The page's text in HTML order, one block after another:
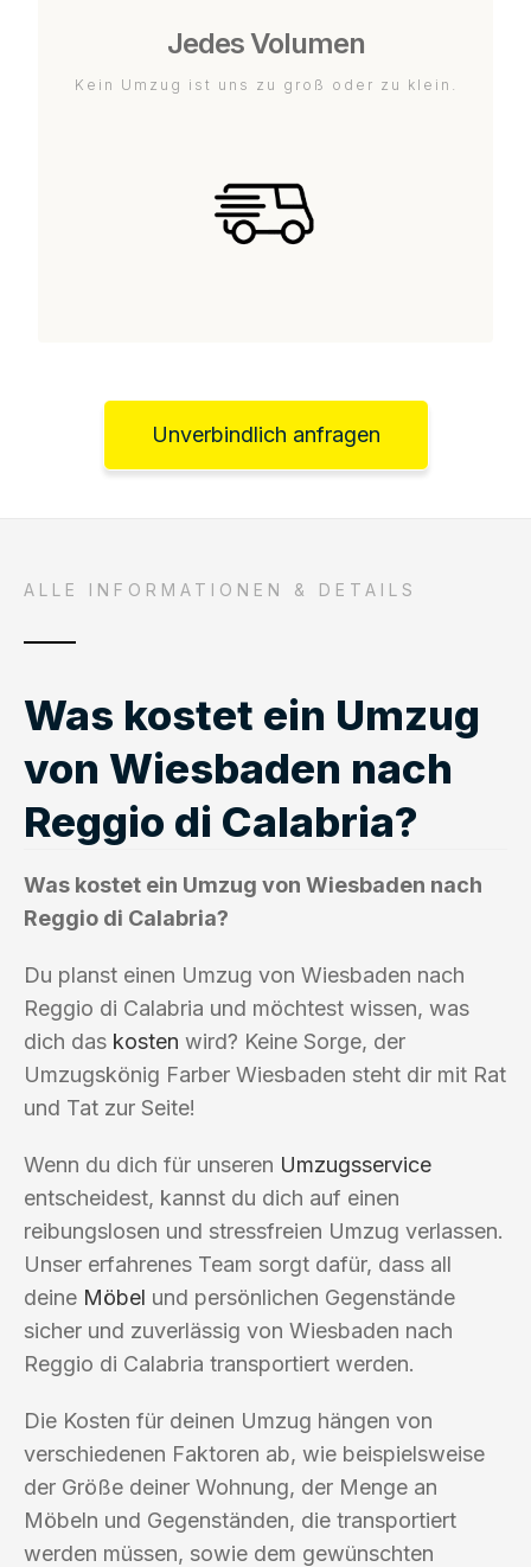
Jedes Volumen
Kein Umzug ist uns zu groß oder zu klein.
Unverbindlich anfragen
ALLE INFORMATIONEN & DETAILS
Was kostet ein Umzug
von Wiesbaden nach
Reggio di Calabria?
Was kostet ein Umzug von Wiesbaden nach
Reggio di Calabria?
Du planst einen Umzug von Wiesbaden nach
Reggio di Calabria und möchtest wissen, was
dich das kosten wird? Keine Sorge, der
Umzugskönig Farber Wiesbaden steht dir mit Rat
und Tat zur Seite!
Wenn du dich für unseren Umzugsservice
entscheidest, kannst du dich auf einen
reibungslosen und stressfreien Umzug verlassen.
Unser erfahrenes Team sorgt dafür, dass all
deine Möbel und persönlichen Gegenstände
sicher und zuverlässig von Wiesbaden nach
Reggio di Calabria transportiert werden.
Die Kosten für deinen Umzug hängen von
verschiedenen Faktoren ab, wie beispielsweise
der Größe deiner Wohnung, der Menge an
Möbeln und Gegenständen, die transportiert
werden müssen, sowie dem gewünschten